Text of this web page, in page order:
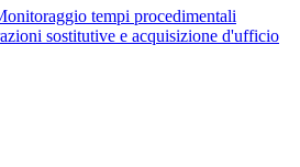
tempi procedimentali
sostitutive e acquisizione d'ufficio